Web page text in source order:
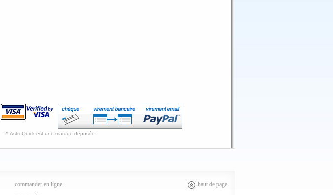
™ AstroQuick est une marque déposée
commander en ligne
haut de page